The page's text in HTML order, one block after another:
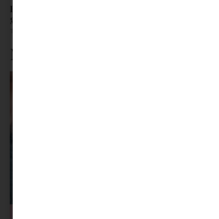
Bőrápolás Kamaszkorban: Mit tegyek, ha a
gyerekem pattanásos?
Ne maradj le rólunk